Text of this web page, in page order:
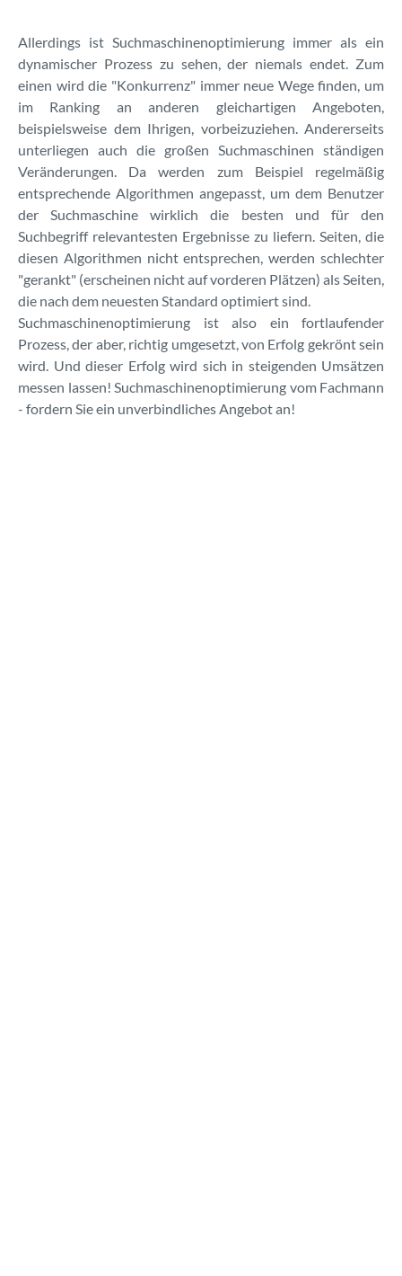
Allerdings ist Suchmaschinenoptimierung immer als ein
dynamischer Prozess zu sehen, der niemals endet. Zum
einen wird die "Konkurrenz" immer neue Wege finden, um
im Ranking an anderen gleichartigen Angeboten,
beispielsweise dem Ihrigen, vorbeizuziehen. Andererseits
unterliegen auch die großen Suchmaschinen ständigen
Veränderungen. Da werden zum Beispiel regelmäßig
entsprechende Algorithmen angepasst, um dem Benutzer
der Suchmaschine wirklich die besten und für den
Suchbegriff relevantesten Ergebnisse zu liefern. Seiten, die
diesen Algorithmen nicht entsprechen, werden schlechter
"gerankt" (erscheinen nicht auf vorderen Plätzen) als Seiten,
die nach dem neuesten Standard optimiert sind.
Suchmaschinenoptimierung ist also ein fortlaufender
Prozess, der aber, richtig umgesetzt, von Erfolg gekrönt sein
wird. Und dieser Erfolg wird sich in steigenden Umsätzen
messen lassen! Suchmaschinenoptimierung vom Fachmann
- fordern Sie ein unverbindliches Angebot an!